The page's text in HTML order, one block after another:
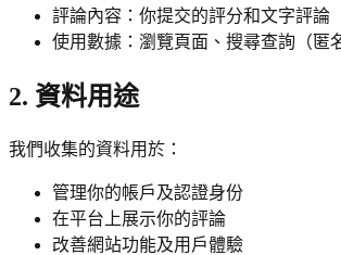
評論內容：你提交的評分和文字評論
使用數據：瀏覽頁面、搜尋查詢（匿
2. 資料用途
我們收集的資料用於：
管理你的帳戶及認證身份
在平台上展示你的評論
改善網站功能及用戶體驗